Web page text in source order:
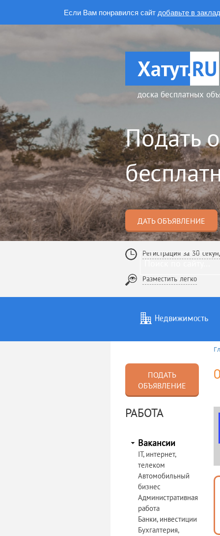
Если Вам понравился сайт добавьте в
Хатут.RU
доска бесплатных
Подать
ДАТЬ ОБЪЯВЛЕНИЕ
Регистрация за 30
Разместить легко
Недвижимость
Услуги
ПОДАТЬ
ОБЪЯВЛЕНИЕ
РАБОТА
Вакансии
IT, интернет,
телеком
Автомобильный
бизнес
Административная
работа
Банки, инвестиции
Бухгалтерия,